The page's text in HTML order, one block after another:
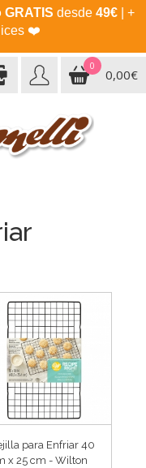
GRATIS desde 49€| +
❤️
0
0,00€
para Enfriar 40
x 25 cm - Wilton